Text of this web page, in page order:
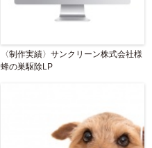
〈制作実績〉サンクリーン株式会社様
蜂の巣駆除LP